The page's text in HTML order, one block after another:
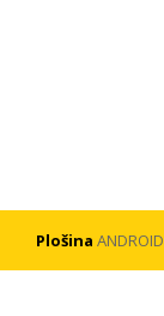
Plošina